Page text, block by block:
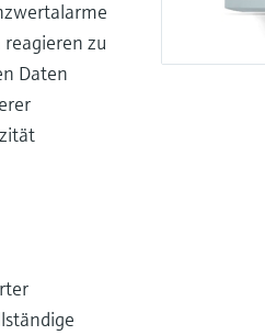
zu
Daten